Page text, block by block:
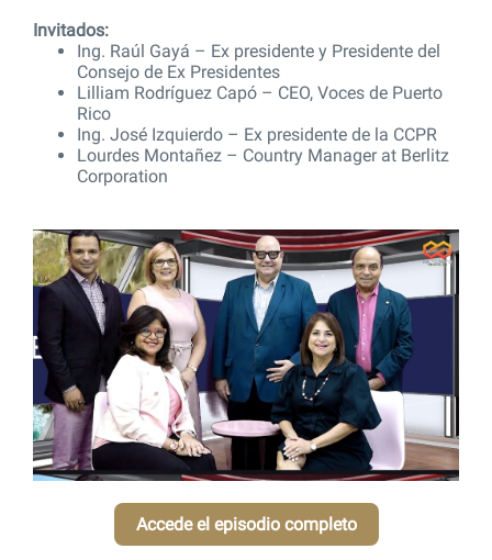
Invitados:
Ing. Raúl Gayá – Ex presidente y Presidente del
Consejo de Ex Presidentes
Lilliam Rodríguez Capó – CEO, Voces de Puerto
Rico
Ing. José Izquierdo – Ex presidente de la CCPR
Lourdes Montañez – Country Manager at Berlitz
Corporation
Accede el episodio completo